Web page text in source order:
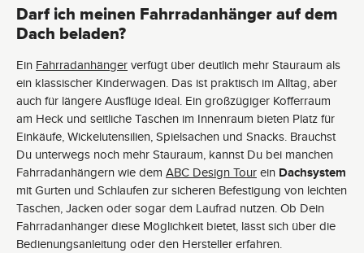
Darf ich meinen Fahrradanhänger auf dem
Dach beladen?
Ein Fahrradanhängerverfügt über deutlich mehr Stauraum als
ein klassischer Kinderwagen. Das ist praktisch im Alltag, aber
auch für längere Ausflüge ideal. Ein großzügiger Kofferraum
am Heck und seitliche Taschen im Innenraum bieten Platz für
Einkäufe, Wickelutensilien, Spielsachen und Snacks. Brauchst
Du unterwegs noch mehr Stauraum, kannst Du bei manchen
Fahrradanhängern wie dem ABC Design Tourein Dachsystem
mit Gurten und Schlaufen zur sicheren Befestigung von leichten
Taschen, Jacken oder sogar dem Laufrad nutzen. Ob Dein
Fahrradanhänger diese Möglichkeit bietet, lässt sich über die
Bedienungsanleitung oder den Hersteller erfahren.